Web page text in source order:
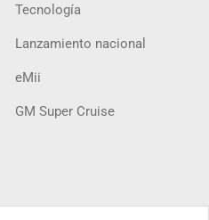
Tecnología
Lanzamiento nacional
eMii
GM Super Cruise